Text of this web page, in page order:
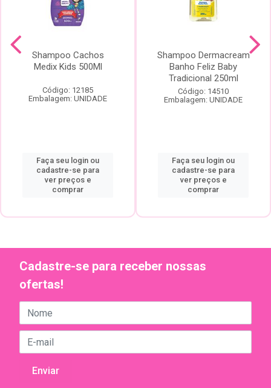
Shampoo Cachos
Medix Kids 500Ml
Código: 12185
Embalagem: UNIDADE
Faça seu login ou
cadastre-se para
ver preços e
comprar
Shampoo Dermacream
Banho Feliz Baby
Tradicional 250ml
Código: 14510
Embalagem: UNIDADE
Faça seu login ou
cadastre-se para
ver preços e
comprar
Cadastre-se para receber nossas
ofertas!